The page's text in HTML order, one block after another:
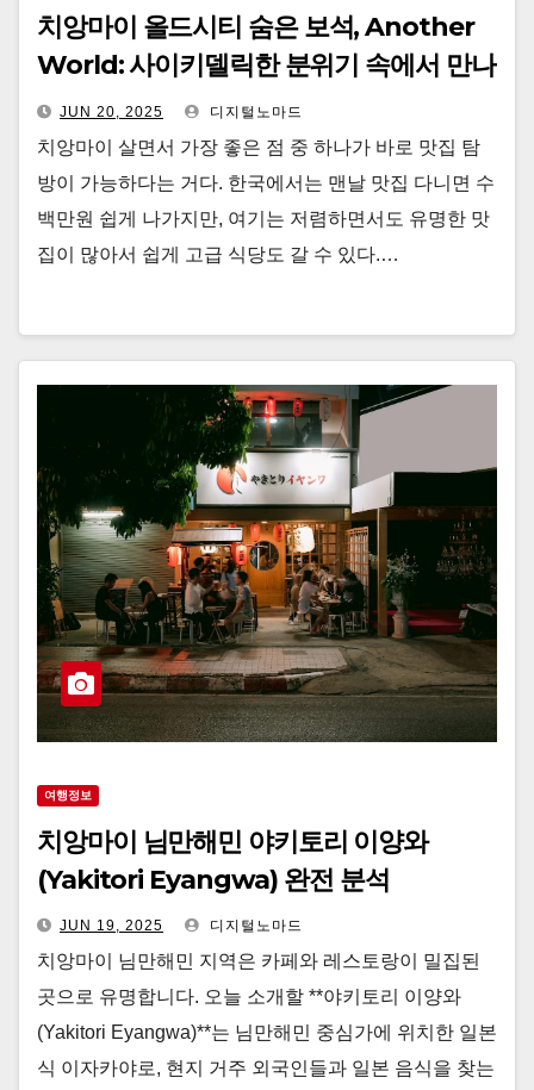
치앙마이 올드시티 숨은 보석, Another
World: 사이키델릭한 분위기 속에서 만나
는 진짜 태국 요리
JUN 20, 2025 디지털노마드
치앙마이 살면서 가장 좋은 점 중 하나가 바로 맛집 탐
방이 가능하다는 거다. 한국에서는 맨날 맛집 다니면 수
백만원 쉽게 나가지만, 여기는 저렴하면서도 유명한 맛
집이 많아서 쉽게 고급 식당도 갈 수 있다.…
여행정보
치앙마이 님만해민 야키토리 이양와
(Yakitori Eyangwa) 완전 분석
JUN 19, 2025 디지털노마드
치앙마이 님만해민 지역은 카페와 레스토랑이 밀집된
곳으로 유명합니다. 오늘 소개할 **야키토리 이양와
(Yakitori Eyangwa)**는 님만해민 중심가에 위치한 일본
식 이자카야로, 현지 거주 외국인들과 일본 음식을 찾는